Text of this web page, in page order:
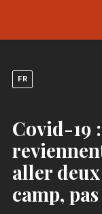
FR
Covid-19
aller
camp,